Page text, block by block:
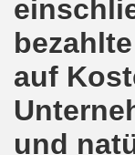
auf
und
Bewegung am
am
findet am